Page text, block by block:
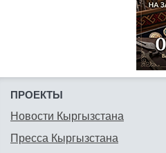
ПРОЕКТЫ
Новости Кыргызстана
Пресса Кыргызстана